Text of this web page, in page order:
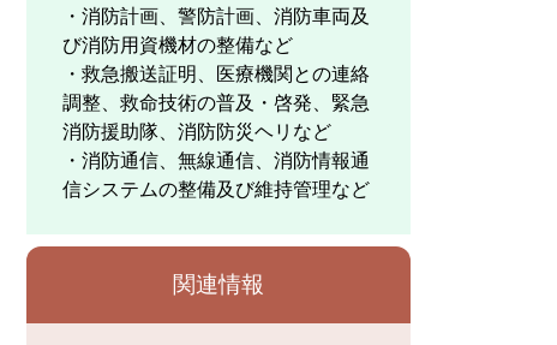
・消防計画、警防計画、消防車両及
び消防用資機材の整備など
・救急搬送証明、医療機関との連絡
調整、救命技術の普及・啓発、緊急
消防援助隊、消防防災ヘリなど
・消防通信、無線通信、消防情報通
信システムの整備及び維持管理など
関連情報